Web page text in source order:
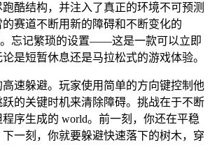
酷结构，并注入了真正的环境不可预测
赛道不断用新的障碍和不断变化的
。忘记繁琐的设置——这是一款可以立即
是短暂休息还是马拉松式的游戏体验。
速躲避。玩家使用简单的方向键控制他
的关键时机来清除障碍。挑战在于不断
序生成的 world。前一刻，你还在平稳
一刻，你就要躲避快速落下的树木，穿